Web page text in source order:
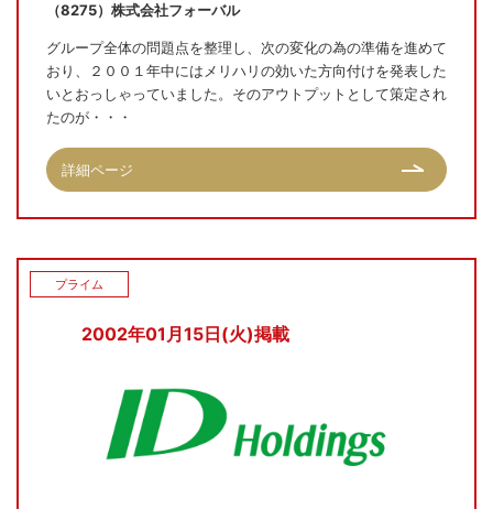
（8275）株式会社フォーバル
グループ全体の問題点を整理し、次の変化の為の準備を進めて
おり、２００１年中にはメリハリの効いた方向付けを発表した
いとおっしゃっていました。そのアウトプットとして策定され
たのが・・・
詳細ページ
2002年01月15日(火)掲載
プライム